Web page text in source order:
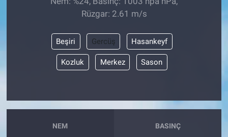
Rüzgar: 2.61 m/s
Beşiri Gercüş Hasankeyf
Kozluk Merkez Sason
NEM BASINÇ